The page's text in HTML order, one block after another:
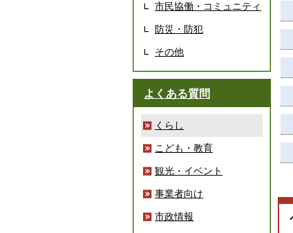
市民協働・コミュニティ
防災・防犯
その他
よくある質問
くらし
こども・教育
観光・イベント
事業者向け
市政情報